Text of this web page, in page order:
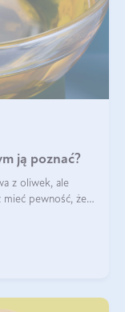
ją poznać?
z oliwek, ale
mieć pewność, że